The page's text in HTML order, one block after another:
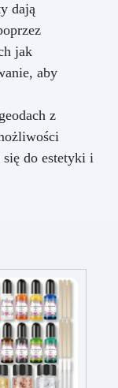
dają
jak
aby
z
do estetyki i